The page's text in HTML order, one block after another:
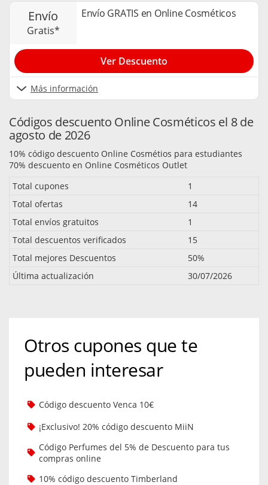
envío
gratis*
Envío GRATIS en Online Cosméticos
Más información
Ver Descuento
Códigos descuento Online Cosméticos el 8 de
agosto de 2026
10% código descuento Online Cosmétios para estudiantes
70% descuento en Online Cosméticos Outlet
Total cupones
1
Total ofertas
14
Total envíos gratuitos
1
Total descuentos verificados
15
Total mejores Descuentos
50%
Última actualización
30/07/2026
Otros cupones que te
pueden interesar
Código descuento Venca 10€
¡Exclusivo! 20% código descuento MiiN
Código Perfumes del 5% de Descuento para tus
compras online
10% código descuento Timberland